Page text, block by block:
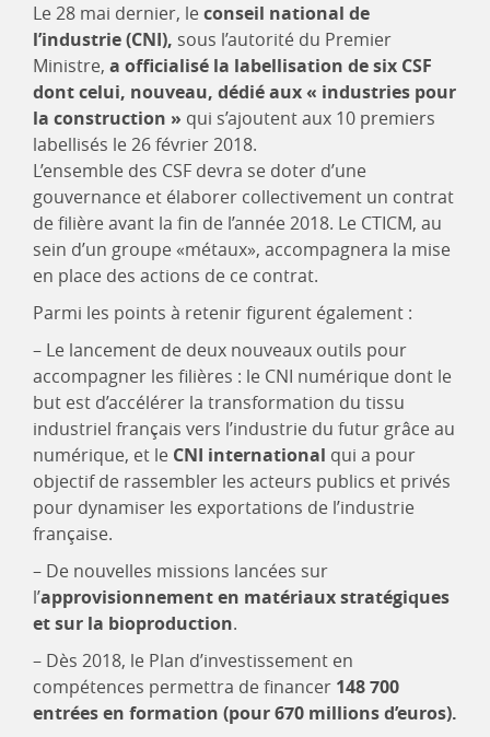
Le 28 mai dernier, leconseil national de
l’industrie (CNI), sous l’autorité du Premier
Ministre, a officialisé la labellisation de six CSF
dont celui, nouveau, dédié aux « industries pour
la construction » qui s’ajoutent aux 10 premiers
labellisés le 26 février 2018.
L’ensemble des CSF devra se doter d’une
gouvernance et élaborer collectivement un contrat
de filière avant la fin de l’année 2018. Le CTICM, au
sein d’un groupe «métaux», accompagnera la mise
en place des actions de ce contrat.
Parmi les points à retenir figurent également :
– Le lancement de deux nouveaux outils pour
accompagner les filières : le CNI numérique dont le
but est d’accélérer la transformation du tissu
industriel français vers l’industrie du futur grâce au
numérique, et le CNI international qui a pour
objectif de rassembler les acteurs publics et privés
pour dynamiser les exportations de l’industrie
française.
– De nouvelles missions lancées sur
l’approvisionnement en matériaux stratégiques
et sur la bioproduction.
– Dès 2018, le Plan d’investissement en
compétences permettra de financer 148 700
entrées en formation (pour 670 millions d’euros).